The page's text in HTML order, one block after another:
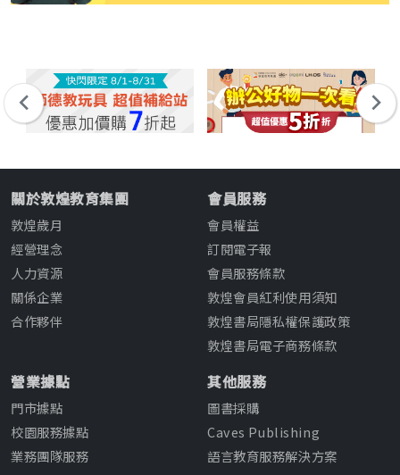
關於敦煌教育集團
敦煌歲月
經營理念
人力資源
關係企業
合作夥伴
會員服務
會員權益
訂閱電子報
會員服務條款
敦煌會員紅利使用須知
敦煌書局隱私權保護政策
敦煌書局電子商務條款
營業據點
門市據點
校園服務據點
業務團隊服務
其他服務
圖書採購
Caves Publishing
語言教育服務解決方案